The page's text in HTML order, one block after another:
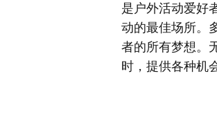
是户外活动爱好
动的最佳场所。
者的所有梦想。
时，提供各种机